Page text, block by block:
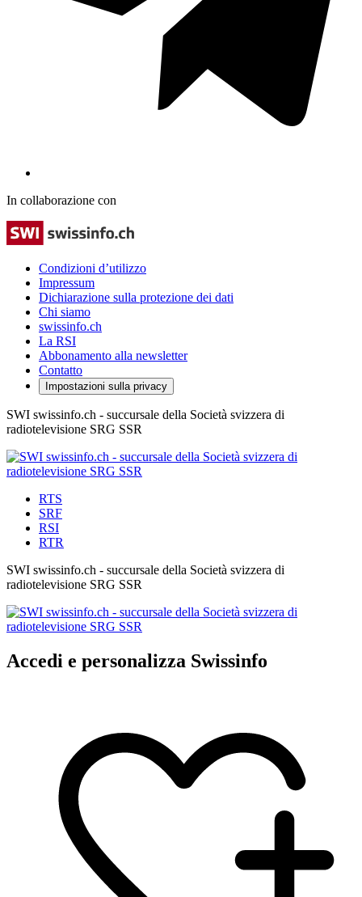
In collaborazione con
Condizioni d’utilizzo
Impressum
Dichiarazione sulla protezione dei dati
Chi siamo
swissinfo.ch
La RSI
Abbonamento alla newsletter
Contatto
Impostazioni sulla privacy
SWI swissinfo.ch - succursale della Società svizzera di
radiotelevisione SRG SSR
RTS
SRF
RSI
RTR
SWI swissinfo.ch - succursale della Società svizzera di
radiotelevisione SRG SSR
Accedi e personalizza Swissinfo